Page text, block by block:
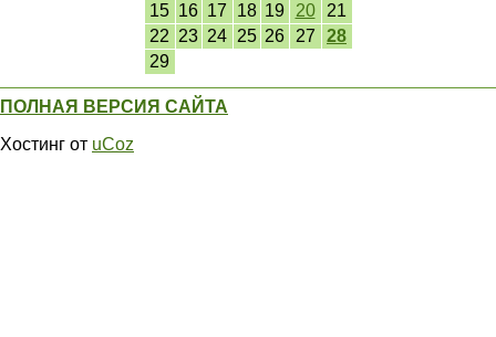
15 16 17 18 19 20
21
22 23 24 25 26 27
28
29
ПОЛНАЯ ВЕРСИЯ САЙТА
Хостинг от uCoz